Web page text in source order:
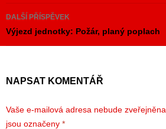
příspěvky
DALŠÍ PŘÍSPĚVEK
Výjezd jednotky: Požár, planý poplach
NAPSAT KOMENTÁŘ
Vaše e-mailová adresa nebude zveřejněna.
jsou označeny *